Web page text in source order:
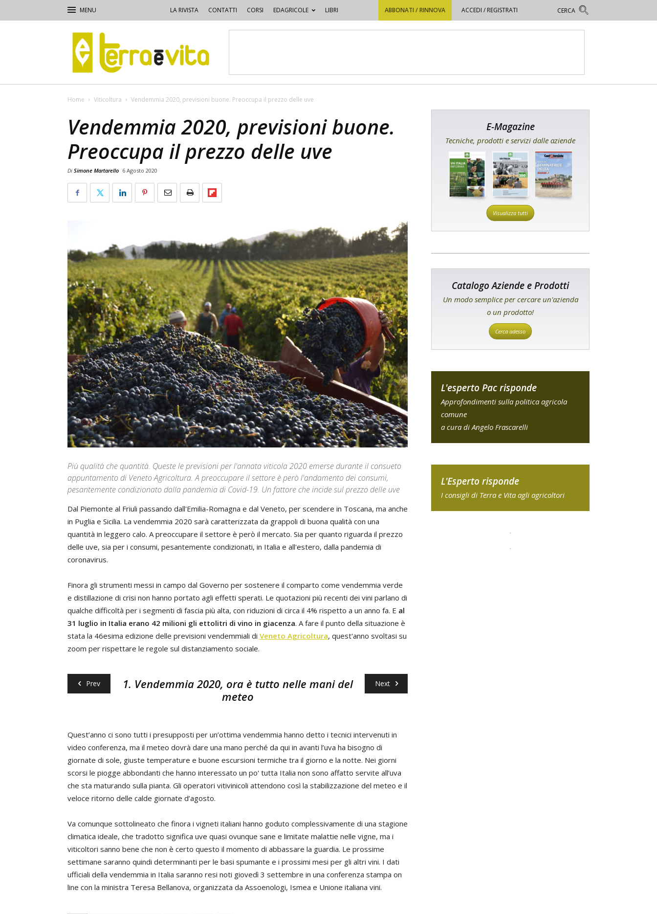
LA RIVISTA CONTATTI CORSI EDAGRICOLE LIBRI ABBONATI / RINNOVA ACCEDI / REGISTRATI
Terra
e
Vita
Home Viticoltura Vendemmia 2020, previsioni buone. Preoccupa il prezzo delle uve
Vendemmia 2020, previsioni buone.
Preoccupa il prezzo delle uve
Di Simone Martarello 6 Agosto 2020
Più qualità che quantità. Queste le previsioni per l'annata viticola 2020 emerse durante il consueto
appuntamento di Veneto Agricoltura. A preoccupare il settore è però l'andamento dei consumi,
pesantemente condizionato dalla pandemia di Covid-19. Un fattore che incide sul prezzo delle uve
Dal Piemonte al Friuli passando dall'Emilia-Romagna e dal Veneto, per scendere in Toscana, ma anche
in Puglia e Sicilia. La vendemmia 2020 sarà caratterizzata da grappoli di buona qualità con una
quantità in leggero calo. A preoccupare il settore è però il mercato. Sia per quanto riguarda il prezzo
delle uve, sia per i consumi, pesantemente condizionati, in Italia e all'estero, dalla pandemia di
coronavirus.
Finora gli strumenti messi in campo dal Governo per sostenere il comparto come vendemmia verde
e distillazione di crisi non hanno portato agli effetti sperati. Le quotazioni più recenti dei vini parlano di
qualche difficoltà per i segmenti di fascia più alta, con riduzioni di circa il 4% rispetto a un anno fa. E al
31 luglio in Italia erano 42 milioni gli ettolitri di vino in giacenza. A fare il punto della situazione è
stata la 46esima edizione delle previsioni vendemmiali di Veneto Agricoltura, quest'anno svoltasi su
zoom per rispettare le regole sul distanziamento sociale.
Prev Next
1. Vendemmia 2020, ora è tutto nelle mani del
meteo
Quest’anno ci sono tutti i presupposti per un’ottima vendemmia hanno detto i tecnici intervenuti in
video conferenza, ma il meteo dovrà dare una mano perché da qui in avanti l’uva ha bisogno di
giornate di sole, giuste temperature e buone escursioni termiche tra il giorno e la notte. Nei giorni
scorsi le piogge abbondanti che hanno interessato un po' tutta Italia non sono affatto servite all’uva
che sta maturando sulla pianta. Gli operatori vitivinicoli attendono così la stabilizzazione del meteo e il
veloce ritorno delle calde giornate d’agosto.
Va comunque sottolineato che finora i vigneti italiani hanno goduto complessivamente di una stagione
climatica ideale, che tradotto significa uve quasi ovunque sane e limitate malattie nelle vigne, ma i
viticoltori sanno bene che non è certo questo il momento di abbassare la guardia. Le prossime
settimane saranno quindi determinanti per le basi spumante e i prossimi mesi per gli altri vini. I dati
ufficiali della vendemmia in Italia saranno resi noti giovedì 3 settembre in una conferenza stampa on
line con la ministra Teresa Bellanova, organizzata da Assoenologi, Ismea e Unione italiana vini.
E-Magazine
Tecniche, prodotti e servizi dalle aziende
Visualizza tutti
Catalogo Aziende e Prodotti
Un modo semplice per cercare un'azienda
o un prodotto!
Cerca adesso
L'esperto Pac risponde
Approfondimenti sulla politica agricola
comune
a cura di Angelo Frascarelli
L'Esperto risponde
I consigli di Terra e Vita agli agricoltori